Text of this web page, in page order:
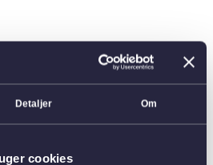
Detaljer Om
cookies